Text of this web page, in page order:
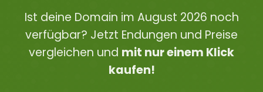
Ist deine Domain im August 2026 noch
verfügbar? Jetzt Endungen und Preise
vergleichen und mit nur einem Klick
kaufen!